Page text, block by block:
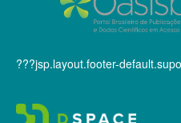
???jsp.layout.footer-